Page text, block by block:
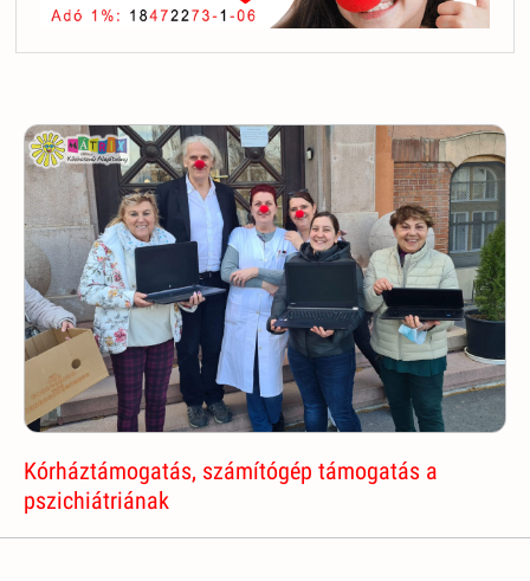
Kórháztámogatás, számítógép támogatás a
pszichiátriának